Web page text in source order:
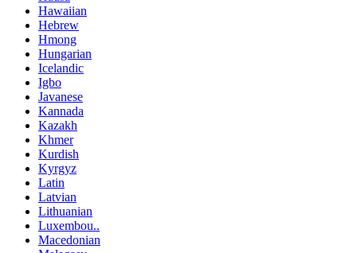
Hawaiian
Hebrew
Hmong
Hungarian
Icelandic
Igbo
Javanese
Kannada
Kazakh
Khmer
Kurdish
Kyrgyz
Latin
Latvian
Lithuanian
Luxembou..
Macedonian